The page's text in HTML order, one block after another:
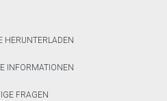
HERUNTERLADEN
INFORMATIONEN
FRAGEN